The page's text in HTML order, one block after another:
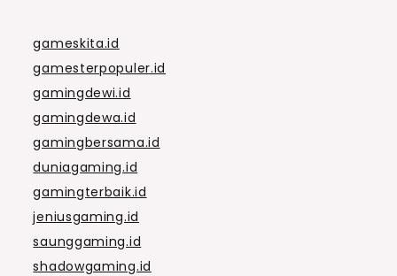
gameskita.id
gamesterpopuler.id
gamingdewi.id
gamingdewa.id
gamingbersama.id
duniagaming.id
gamingterbaik.id
jeniusgaming.id
saunggaming.id
shadowgaming.id